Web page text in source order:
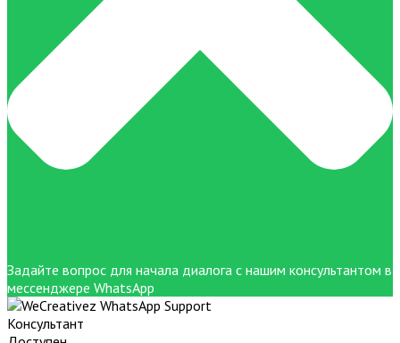
Задайте вопрос для начала диалога с нашим консультантом в
мессенджере WhatsApp
Консультант